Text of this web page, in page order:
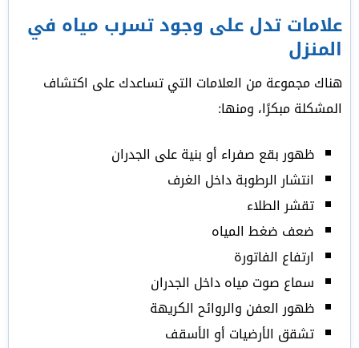
علامات تدل على وجود تسرب مياه في
المنزل
هناك مجموعة من العلامات التي تساعدك على اكتشاف
المشكلة مبكرًا، ومنها:
ظهور بقع صفراء أو بنية على الجدران
انتشار الرطوبة داخل الغرف
تقشر الطلاء
ضعف ضغط المياه
ارتفاع الفاتورة
سماع صوت مياه داخل الجدران
ظهور العفن والروائح الكريهة
تشقق الأرضيات أو الأسقف